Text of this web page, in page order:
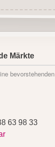
Märkte
bevorstehenden
63 98 33